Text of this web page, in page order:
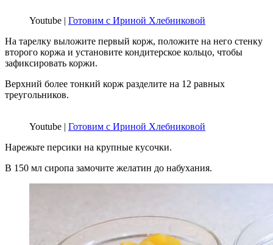
Youtube | Готовим с Ириной Хлебниковой
На тарелку выложите первый корж, положите на него стенку
второго коржа и установите кондитерское кольцо, чтобы
зафиксировать коржи.
Верхний более тонкий корж разделите на 12 равных
треугольников.
Youtube | Готовим с Ириной Хлебниковой
Нарежьте персики на крупные кусочки.
В 150 мл сиропа замочите желатин до набухания.